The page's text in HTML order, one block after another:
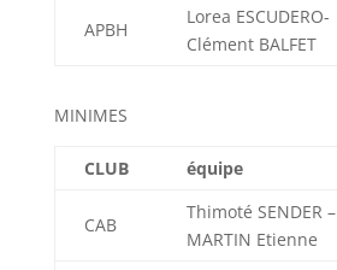
APBH
Lorea ESCUDERO-
Clément BALFET
MINIMES
CLUB équipe
CAB
Thimoté SENDER –
MARTIN Etienne